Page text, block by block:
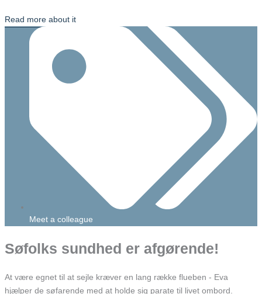
Read more about it
Meet a colleague
Søfolks sundhed er afgørende!
At være egnet til at sejle kræver en lang række flueben - Eva
hjælper de søfarende med at holde sig parate til livet ombord.